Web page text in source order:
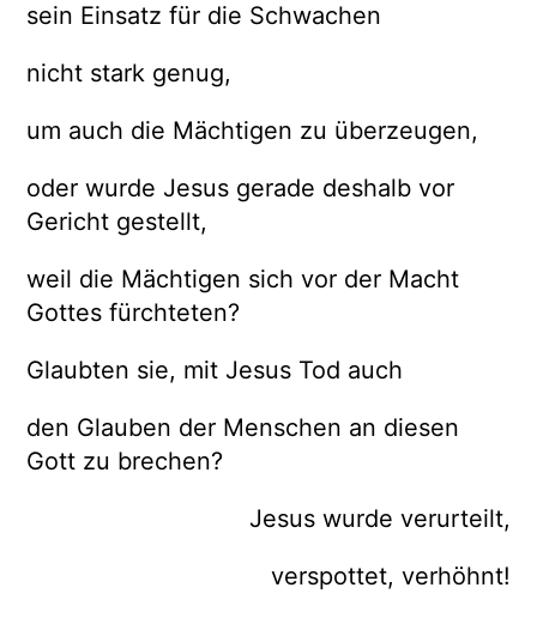
sein Einsatz für die Schwachen
nicht stark genug,
um auch die Mächtigen zu überzeugen,
oder wurde Jesus gerade deshalb vor
Gericht gestellt,
weil die Mächtigen sich vor der Macht
Gottes fürchteten?
Glaubten sie, mit Jesus Tod auch
den Glauben der Menschen an diesen
Gott zu brechen?
Jesus wurde verurteilt,
verspottet, verhöhnt!